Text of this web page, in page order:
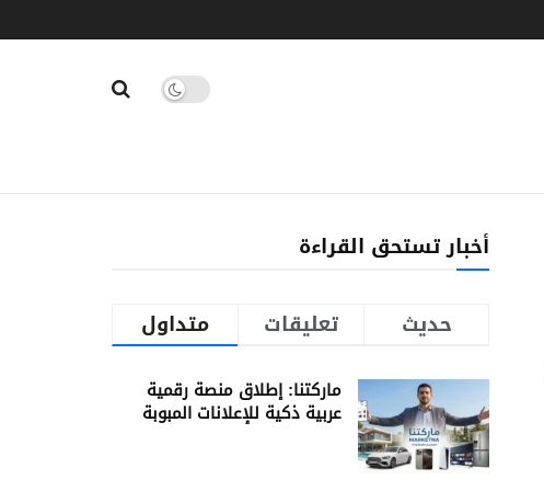
أخبار تستحق القراءة
متداول تعليقات حديث
ماركتنا: إطلاق منصة رقمية
عربية ذكية للإعلانات المبوبة